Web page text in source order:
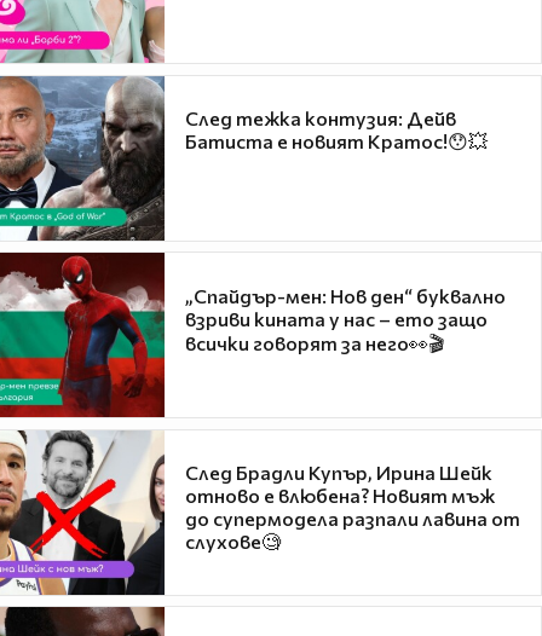
След тежка контузия: Дейв
Батиста е новият Кратос!😯💥
„Спайдър-мен: Нов ден“ буквално
взриви кината у нас – ето защо
всички говорят за него👀🎬
След Брадли Купър, Ирина Шейк
отново е влюбена? Новият мъж
до супермодела разпали лавина от
слухове🧐